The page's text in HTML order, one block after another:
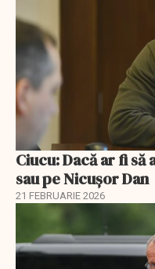
Ciucu: Dacă ar fi să
sau pe Nicușor Dan
21 FEBRUARIE 2026